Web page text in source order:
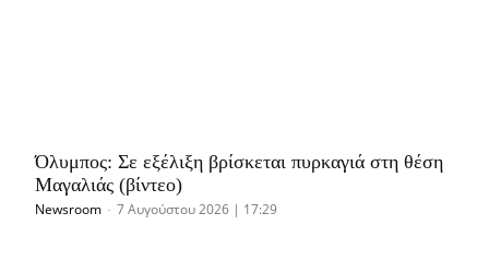
Όλυμπος: Σε εξέλιξη βρίσκεται πυρκαγιά στη θέση
Μαγαλιάς (βίντεο)
Newsroom - 7 Αυγούστου 2026 | 17:29